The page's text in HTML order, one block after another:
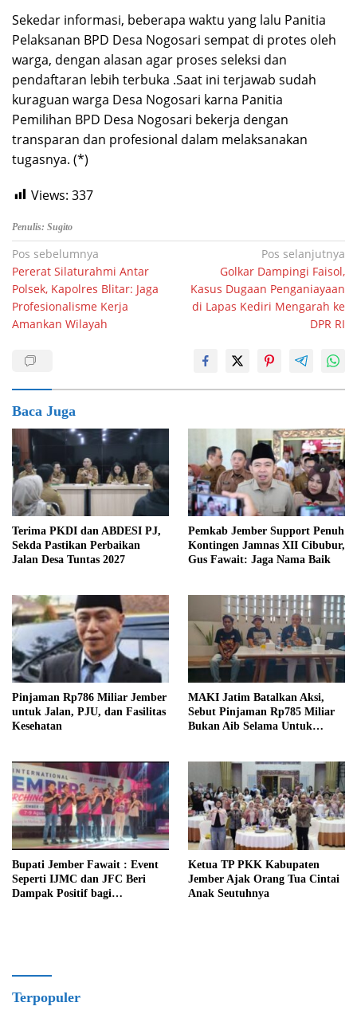
Sekedar informasi, beberapa waktu yang lalu Panitia
Pelaksanan BPD Desa Nogosari sempat di protes oleh
warga, dengan alasan agar proses seleksi dan
pendaftaran lebih terbuka .Saat ini terjawab sudah
kuraguan warga Desa Nogosari karna Panitia
Pemilihan BPD Desa Nogosari bekerja dengan
transparan dan profesional dalam melaksanakan
tugasnya. (*)
Views: 337
Penulis: Sugito
Navigasi
pos
Pos sebelumnya
Pererat Silaturahmi Antar
Polsek, Kapolres Blitar: Jaga
Profesionalisme Kerja
Amankan Wilayah
Pos selanjutnya
Golkar Dampingi Faisol,
Kasus Dugaan Penganiayaan
di Lapas Kediri Mengarah ke
DPR RI
Baca Juga
Terima PKDI dan ABDESI PJ,
Sekda Pastikan Perbaikan
Jalan Desa Tuntas 2027
Pemkab Jember Support Penuh
Kontingen Jamnas XII Cibubur,
Gus Fawait: Jaga Nama Baik
Pinjaman Rp786 Miliar Jember
untuk Jalan, PJU, dan Fasilitas
Kesehatan
MAKI Jatim Batalkan Aksi,
Sebut Pinjaman Rp785 Miliar
Bukan Aib Selama Untuk
Bupati Jember Fawait : Event
Seperti IJMC dan JFC Beri
Dampak Positif bagi
Ketua TP PKK Kabupaten
Jember Ajak Orang Tua Cintai
Anak Seutuhnya
Terpopuler